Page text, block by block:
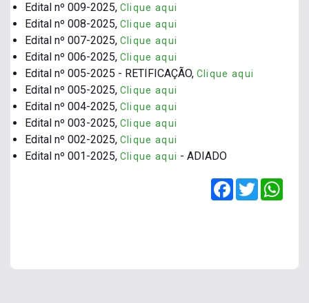
Edital nº 009-2025, Clique aqui
Edital nº 008-2025, Clique aqui
Edital nº 007-2025, Clique aqui
Edital nº 006-2025, Clique aqui
Edital nº 005-2025 - RETIFICAÇÃO, Clique aqui
Edital nº 005-2025, Clique aqui
Edital nº 004-2025, Clique aqui
Edital nº 003-2025, Clique aqui
Edital nº 002-2025, Clique aqui
Edital nº 001-2025, Clique aqui - ADIADO
Facebook
Twitter